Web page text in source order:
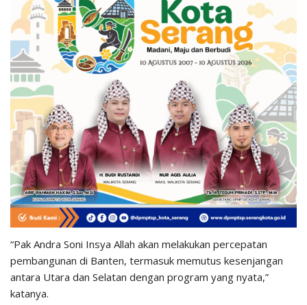
“Pak Andra Soni Insya Allah akan melakukan percepatan
pembangunan di Banten, termasuk memutus kesenjangan
antara Utara dan Selatan dengan program yang nyata,”
katanya.